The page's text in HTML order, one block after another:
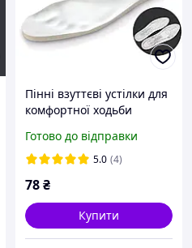
Пінні взуттєві устілки для
комфортної ходьби
пам'яттю Вставки для
взуття Універсальний роз
Готово до відправки
5.0 (4)
78₴
Купити